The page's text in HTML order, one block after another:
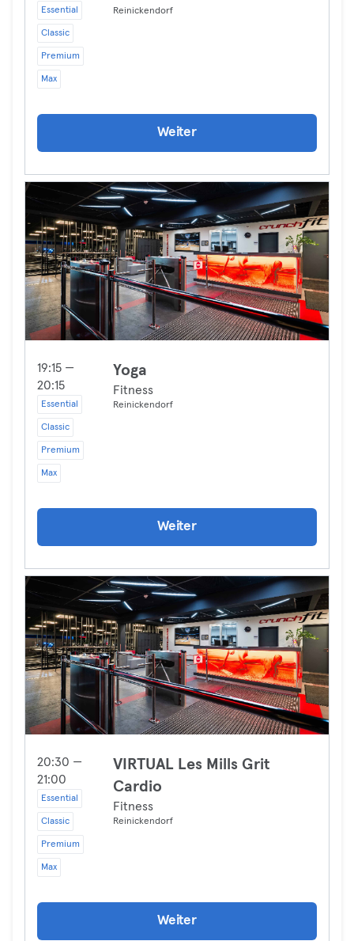
Essential
Classic
Premium
Max
Reinickendorf
Weiter
19:15 —
20:15
Essential
Classic
Premium
Max
Yoga
Fitness
Reinickendorf
Weiter
20:30 —
21:00
Essential
Classic
Premium
Max
VIRTUAL Les Mills Grit
Cardio
Fitness
Reinickendorf
Weiter